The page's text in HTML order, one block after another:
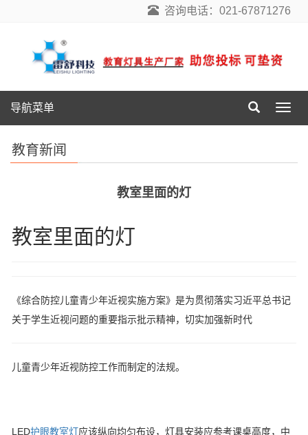
咨询电话：021-67871276
导
航
导航菜单
教育新闻
教室里面的灯
教室里面的灯
《综合防控儿童青少年近视实施方案》是为贯彻落实习近平总书记
关于学生近视问题的重要指示批示精神，切实加强新时代
儿童青少年近视防控工作而制定的法规。
LED护眼教室灯应该纵向均匀布设，灯具安装应参考课桌高度，中